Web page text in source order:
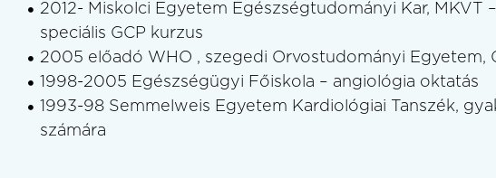
2012- Miskolci Egyetem Egészségtudományi Kar, MKVT
speciális GCP kurzus
2005 előadó WHO , szegedi Orvostudományi Egyetem,
1998-2005 Egészségügyi Főiskola – angiológia oktatás
1993-98 Semmelweis Egyetem Kardiológiai Tanszék,
számára